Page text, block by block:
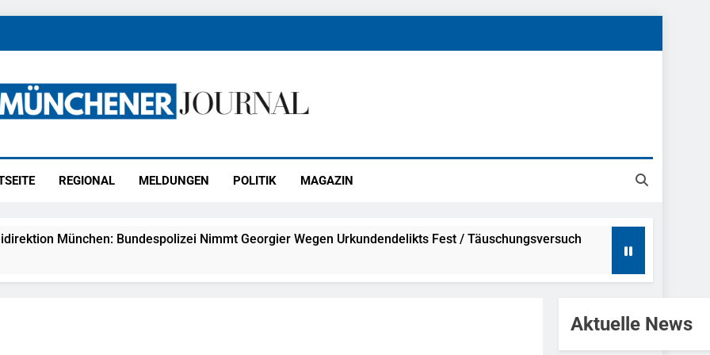
REGIONAL MELDUNGEN POLITIK MAGAZIN
München: Bundespolizei Nimmt Georgier Wegen Urkundendelikts Fest / Täuschungsversuch
Aktuelle News